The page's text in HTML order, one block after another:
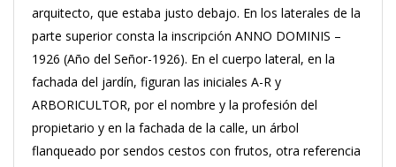
arquitecto, que estaba justo debajo. En los laterales de la
parte superior consta la inscripción ANNO DOMINIS –
1926 (Año del Señor-1926). En el cuerpo lateral, en la
fachada del jardín, figuran las iniciales A-R y
ARBORICULTOR, por el nombre y la profesión del
propietario y en la fachada de la calle, un árbol
flanqueado por sendos cestos con frutos, otra referencia